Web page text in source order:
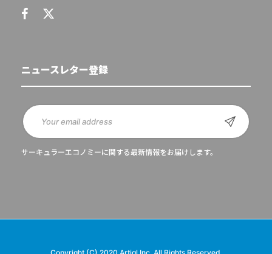
ニュースレター登録
サーキュラーエコノミーに関する最新情報をお届けします。